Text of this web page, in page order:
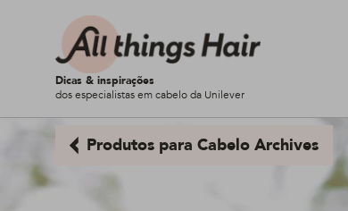
Dicas & inspirações
dos especialistas em cabelo da Unilever
Produtos para Cabelo Archives